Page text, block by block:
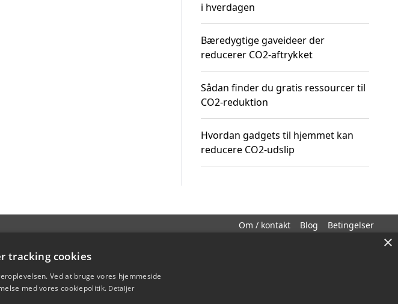
i hverdagen
Bæredygtige gaveideer der
reducerer CO2-aftrykket
Sådan finder du gratis ressourcer til
CO2-reduktion
Hvordan gadgets til hjemmet kan
reducere CO2-udslip
Om / kontakt Blog Betingelser
×
tracking cookies
Ved at bruge vores hjemmeside
med vores cookiepolitik. Detaljer